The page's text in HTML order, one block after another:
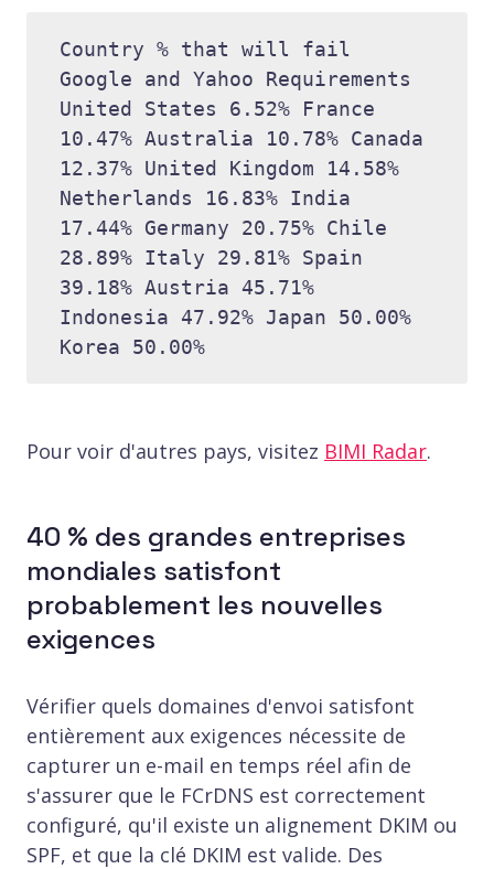
Country % that will fail
Google and Yahoo Requirements
United States 6.52% France
10.47% Australia 10.78% Canada
12.37% United Kingdom 14.58%
Netherlands 16.83% India
17.44% Germany 20.75% Chile
28.89% Italy 29.81% Spain
39.18% Austria 45.71%
Indonesia 47.92% Japan 50.00%
Korea 50.00%
Pour voir d'autres pays, visitez BIMI Radar.
40 % des grandes entreprises
mondiales satisfont
probablement les nouvelles
exigences
Vérifier quels domaines d'envoi satisfont
entièrement aux exigences nécessite de
capturer un e-mail en temps réel afin de
s'assurer que le FCrDNS est correctement
configuré, qu'il existe un alignement DKIM ou
SPF, et que la clé DKIM est valide. Des